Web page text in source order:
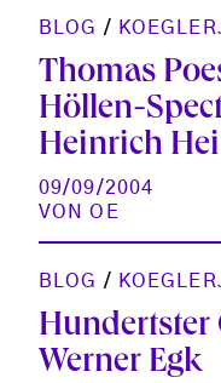
BLOG /
Thomas
Höllen-
Heinrich
09/09/2004
VONOE
BLOG /
Hundertster
Werner Egk